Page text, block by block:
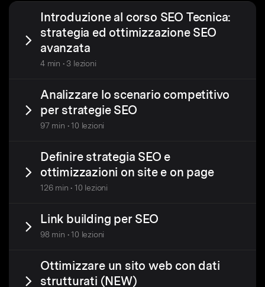
Introduzione al corso SEO Tecnica:
strategia ed ottimizzazione SEO
avanzata
4 min • 3 lezioni
Analizzare lo scenario competitivo
per strategie SEO
97 min • 10 lezioni
Definire strategia SEO e
ottimizzazioni on site e on page
126 min • 10 lezioni
Link building per SEO
98 min • 10 lezioni
Ottimizzare un sito web con dati
strutturati (NEW)